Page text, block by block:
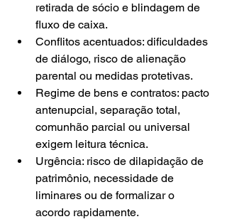
retirada de sócio e blindagem de
fluxo de caixa.
Conflitos acentuados: dificuldades
de diálogo, risco de alienação
parental ou medidas protetivas.
Regime de bens e contratos: pacto
antenupcial, separação total,
comunhão parcial ou universal
exigem leitura técnica.
Urgência: risco de dilapidação de
patrimônio, necessidade de
liminares ou de formalizar o
acordo rapidamente.